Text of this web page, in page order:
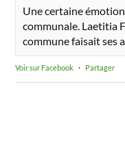
Une certaine
communale. Laetitia
commune faisait ses
Voir sur Facebook · Partager